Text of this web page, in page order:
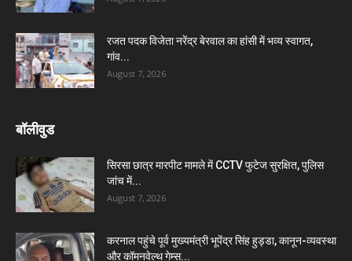
रजत पदक विजेता नरेंद्र बेरवाल का हांसी में भव्य स्वागत,
गांव...
August 7, 2026
बॉलीवुड
सिरसा छात्र मारपीट मामले में CCTV फुटेज सुरक्षित, पुलिस
जांच में...
August 7, 2026
करनाल पहुंचे पूर्व मुख्यमंत्री भूपेंद्र सिंह हुड्डा, कानून-व्यवस्था
और कॉमनवेल्थ गेम्स...